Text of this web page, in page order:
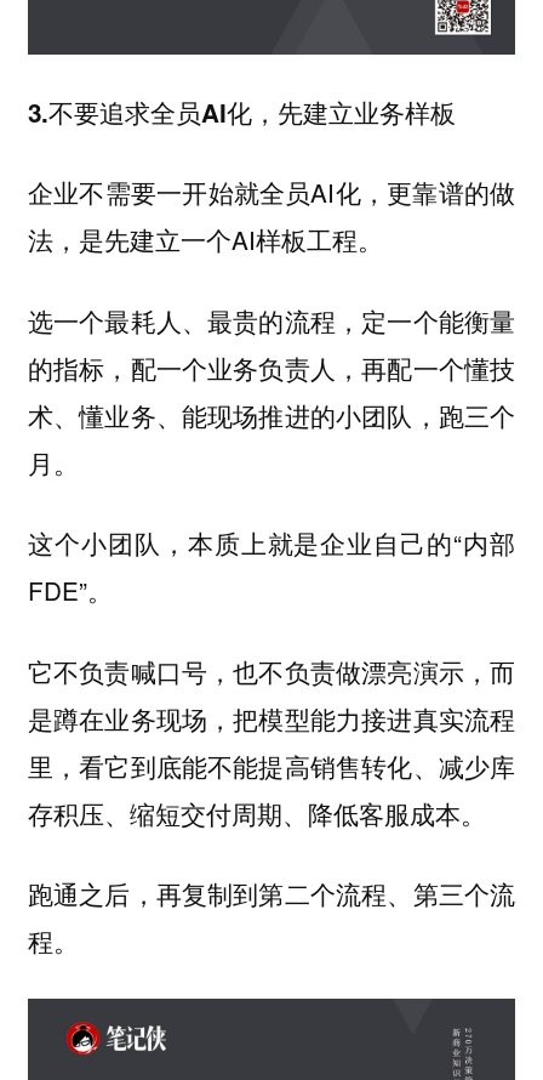
3.不要追求全员AI化，先建立业务样板
企业不需要一开始就全员AI化，更靠谱的做
法，是先建立一个AI样板工程。
选一个最耗人、最贵的流程，定一个能衡量
的指标，配一个业务负责人，再配一个懂技
术、懂业务、能现场推进的小团队，跑三个
月。
这个小团队，本质上就是企业自己的“内部
FDE”。
它不负责喊口号，也不负责做漂亮演示，而
是蹲在业务现场，把模型能力接进真实流程
里，看它到底能不能提高销售转化、减少库
存积压、缩短交付周期、降低客服成本。
跑通之后，再复制到第二个流程、第三个流
程。